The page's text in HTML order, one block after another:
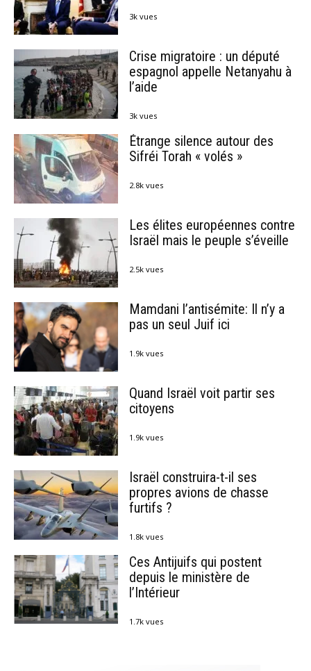
3k vues
Crise migratoire : un député
espagnol appelle Netanyahu à
l’aide
3k vues
Étrange silence autour des
Sifréi Torah « volés »
2.8k vues
Les élites européennes contre
Israël mais le peuple s’éveille
2.5k vues
Mamdani l’antisémite: Il n’y a
pas un seul Juif ici
1.9k vues
Quand Israël voit partir ses
citoyens
1.9k vues
Israël construira-t-il ses
propres avions de chasse
furtifs ?
1.8k vues
Ces Antijuifs qui postent
depuis le ministère de
l’Intérieur
1.7k vues